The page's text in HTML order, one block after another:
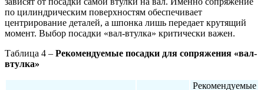
по цилиндрическим поверхностям обеспечивает
центрирование деталей, а шпонка лишь передает крутящий
момент. Выбор посадки «вал-втулка» критически важен.
Таблица 4 – Рекомендуемые посадки для сопряжения «вал-
втулка»
Рекомендуемые